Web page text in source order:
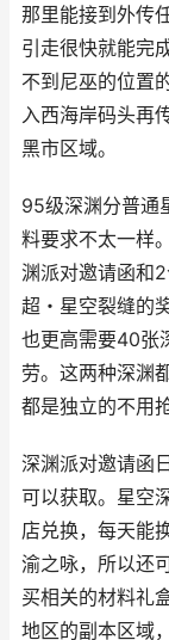
那里能接到外传
引走很快就能完
不到尼巫的位置
入西海岸码头再
黑市区域。
95级深渊分普通
料要求不太一样
渊派对邀请函和
超・星空裂缝的
也更高需要40张
劳。这两种深渊
都是独立的不用
深渊派对邀请函
可以获取。星空
店兑换，每天能
渝之咏，所以还
买相关的材料礼
地区的副本区域